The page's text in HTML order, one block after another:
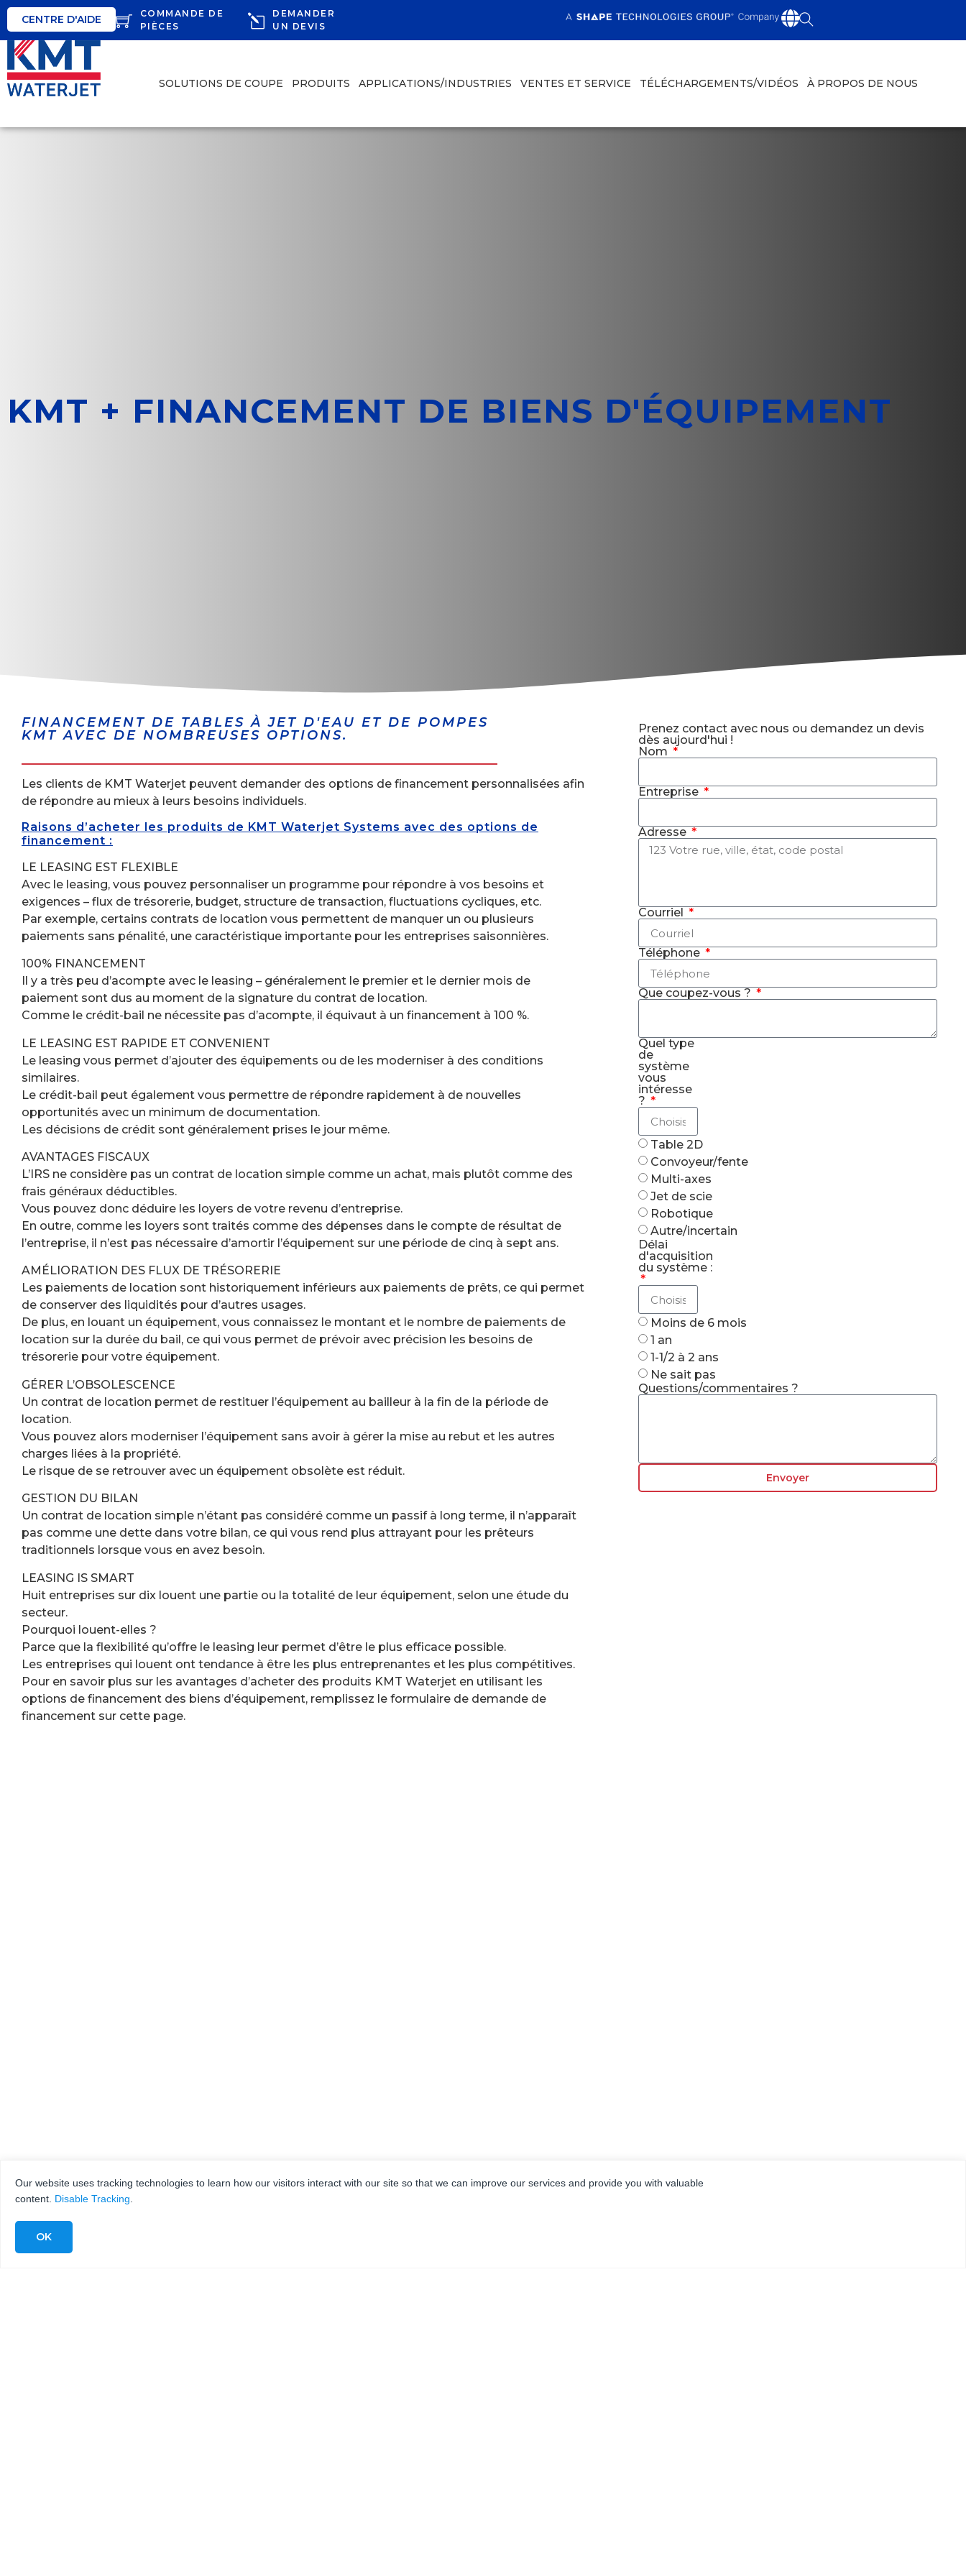
CENTRE D'AIDE
COMMANDE DE
PIÈCES
DEMANDER
UN DEVIS
SOLUTIONS DE COUPE PRODUITS APPLICATIONS/INDUSTRIES VENTES ET SERVICE TÉLÉCHARGEMENTS/VIDÉOS À PROPOS DE NOUS
KMT + FINANCEMENT DE BIENS D'ÉQUIPEMENT
FINANCEMENT DE TABLES À JET D'EAU ET DE POMPES
KMT AVEC DE NOMBREUSES OPTIONS.
Les clients de KMT Waterjet peuvent demander des options de financement personnalisées afin
de répondre au mieux à leurs besoins individuels.
Raisons d’acheter les produits de KMT Waterjet Systems avec des options de
financement :
LE LEASING EST FLEXIBLE
Avec le leasing, vous pouvez personnaliser un programme pour répondre à vos besoins et
exigences – flux de trésorerie, budget, structure de transaction, fluctuations cycliques, etc.
Par exemple, certains contrats de location vous permettent de manquer un ou plusieurs
paiements sans pénalité, une caractéristique importante pour les entreprises saisonnières.
100% FINANCEMENT
Il y a très peu d’acompte avec le leasing – généralement le premier et le dernier mois de
paiement sont dus au moment de la signature du contrat de location.
Comme le crédit-bail ne nécessite pas d’acompte, il équivaut à un financement à 100 %.
LE LEASING EST RAPIDE ET CONVENIENT
Le leasing vous permet d’ajouter des équipements ou de les moderniser à des conditions
similaires.
Le crédit-bail peut également vous permettre de répondre rapidement à de nouvelles
opportunités avec un minimum de documentation.
Les décisions de crédit sont généralement prises le jour même.
AVANTAGES FISCAUX
L’IRS ne considère pas un contrat de location simple comme un achat, mais plutôt comme des
frais généraux déductibles.
Vous pouvez donc déduire les loyers de votre revenu d’entreprise.
En outre, comme les loyers sont traités comme des dépenses dans le compte de résultat de
l’entreprise, il n’est pas nécessaire d’amortir l’équipement sur une période de cinq à sept ans.
AMÉLIORATION DES FLUX DE TRÉSORERIE
Les paiements de location sont historiquement inférieurs aux paiements de prêts, ce qui permet
de conserver des liquidités pour d’autres usages.
De plus, en louant un équipement, vous connaissez le montant et le nombre de paiements de
location sur la durée du bail, ce qui vous permet de prévoir avec précision les besoins de
trésorerie pour votre équipement.
GÉRER L’OBSOLESCENCE
Un contrat de location permet de restituer l’équipement au bailleur à la fin de la période de
location.
Vous pouvez alors moderniser l’équipement sans avoir à gérer la mise au rebut et les autres
charges liées à la propriété.
Le risque de se retrouver avec un équipement obsolète est réduit.
GESTION DU BILAN
Un contrat de location simple n’étant pas considéré comme un passif à long terme, il n’apparaît
pas comme une dette dans votre bilan, ce qui vous rend plus attrayant pour les prêteurs
traditionnels lorsque vous en avez besoin.
LEASING IS SMART
Huit entreprises sur dix louent une partie ou la totalité de leur équipement, selon une étude du
secteur.
Pourquoi louent-elles ?
Parce que la flexibilité qu’offre le leasing leur permet d’être le plus efficace possible.
Les entreprises qui louent ont tendance à être les plus entreprenantes et les plus compétitives.
Pour en savoir plus sur les avantages d’acheter des produits KMT Waterjet en utilisant les
options de financement des biens d’équipement, remplissez le formulaire de demande de
financement sur cette page.
Prenez contact avec nous ou demandez un devis
dès aujourd'hui !
Nom
Entreprise
Adresse
Courriel
Téléphone
Que coupez-vous ?
Quel type
de
système
vous
intéresse
?
Table 2D
Convoyeur/fente
Multi-axes
Jet de scie
Robotique
Autre/incertain
Délai
d'acquisition
du système :
Moins de 6 mois
1 an
1-1/2 à 2 ans
Ne sait pas
Questions/commentaires ?
Envoyer
Our website uses tracking technologies to learn how our visitors interact with our site so that we can improve our services and provide you with valuable
content. Disable Tracking